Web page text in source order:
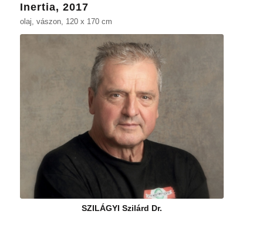
Inertia, 2017
olaj, vászon, 120 x 170 cm
SZILÁGYI Szilárd Dr.